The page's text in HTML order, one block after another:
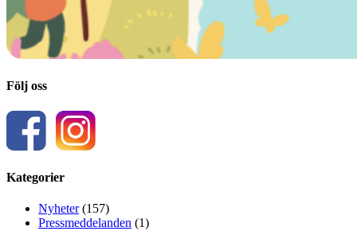
Följ oss
Kategorier
Nyheter(157)
Pressmeddelanden (1)